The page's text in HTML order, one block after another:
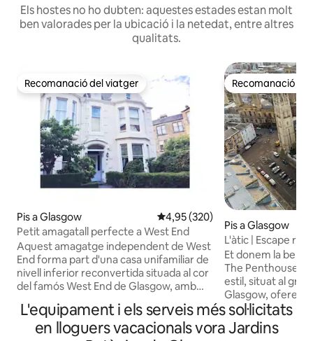
Els hostes no ho dubten: aquestes estades estan molt
ben valorades per la ubicació i la netedat, entre altres
qualitats.
Recomanació del viatger
Recomanació del viatger
Pis a Glasgow 4,95 de puntuació mitjana d'un
4,95 (320)
Petit amagatall perfecte a West End
Aquest amagatge independent de West
End forma part d'una casa unifamiliar de
nivell inferior reconvertida situada al cor
del famós West End de Glasgow, amb
pedra dels Jardins Botànics. L 'ÀREA
LOCAL té una bona barreja de petites
Recomanació
Recomanació
Pis a Glasgow
L'àtic | Escape
Et donem la
The Penthouse Aquest apartament amb
estil, situat al
Glasgow, ofereix
Interiors ben
superràpid i
Televisor
L'equipament i els serveis més sol·licitats
en lloguers vacacionals vora Jardins